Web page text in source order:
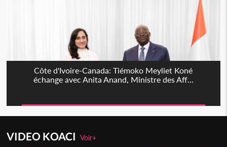
Côte d'Ivoire-Canada: Tiémoko Meyliet Koné
échange avec Anita Anand, Ministre des Aff...
VIDEO KOACIVoir+